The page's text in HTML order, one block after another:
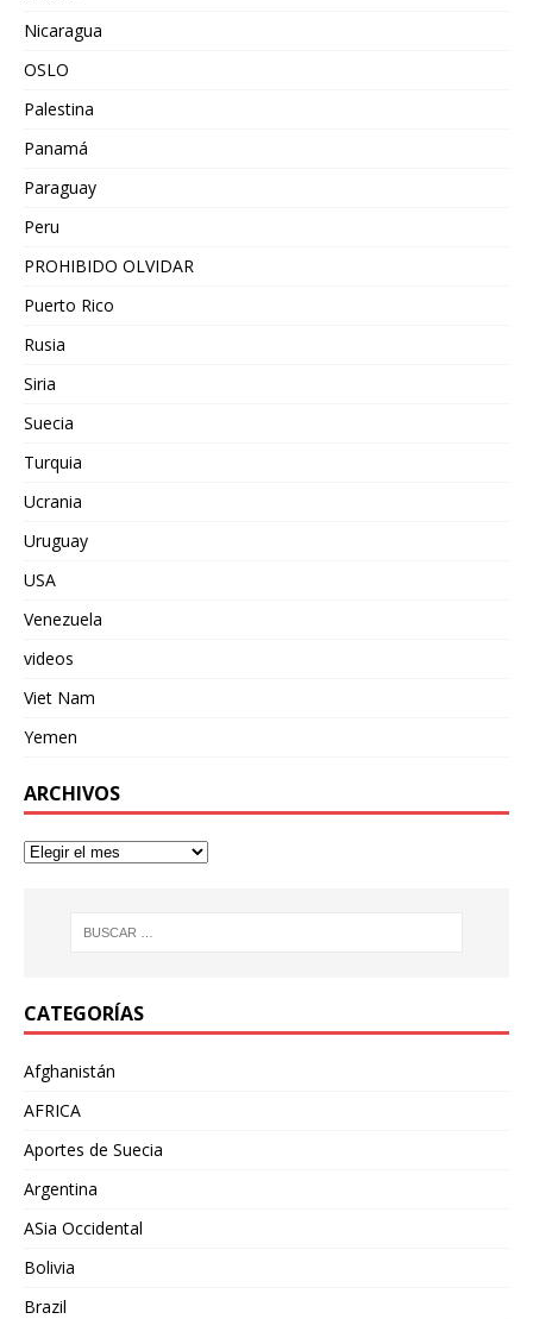
Nicaragua
OSLO
Palestina
Panamá
Paraguay
Peru
PROHIBIDO OLVIDAR
Puerto Rico
Rusia
Siria
Suecia
Turquia
Ucrania
Uruguay
USA
Venezuela
videos
Viet Nam
Yemen
ARCHIVOS
CATEGORÍAS
Afghanistán
AFRICA
Aportes de Suecia
Argentina
ASia Occidental
Bolivia
Brazil